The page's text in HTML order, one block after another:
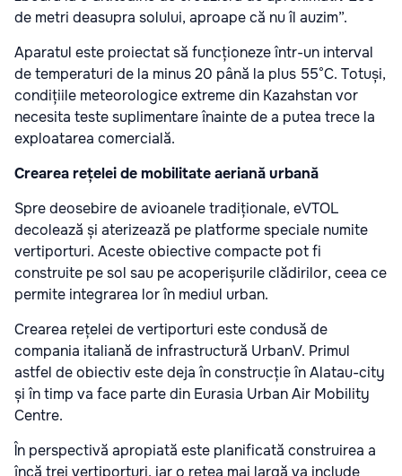
de metri deasupra solului, aproape că nu îl auzim”.
Aparatul este proiectat să funcționeze într-un interval
de temperaturi de la minus 20 până la plus 55°C. Totuși,
condițiile meteorologice extreme din Kazahstan vor
necesita teste suplimentare înainte de a putea trece la
exploatarea comercială.
Crearea rețelei de mobilitate aeriană urbană
Spre deosebire de avioanele tradiționale, eVTOL
decolează și aterizează pe platforme speciale numite
vertiporturi. Aceste obiective compacte pot fi
construite pe sol sau pe acoperișurile clădirilor, ceea ce
permite integrarea lor în mediul urban.
Crearea rețelei de vertiporturi este condusă de
compania italiană de infrastructură UrbanV. Primul
astfel de obiectiv este deja în construcție în Alatau-city
și în timp va face parte din Eurasia Urban Air Mobility
Centre.
În perspectivă apropiată este planificată construirea a
încă trei vertiporturi, iar o rețea mai largă va include